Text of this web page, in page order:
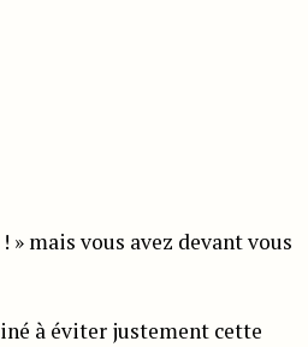
» mais vous avez devant vous
à éviter justement cette